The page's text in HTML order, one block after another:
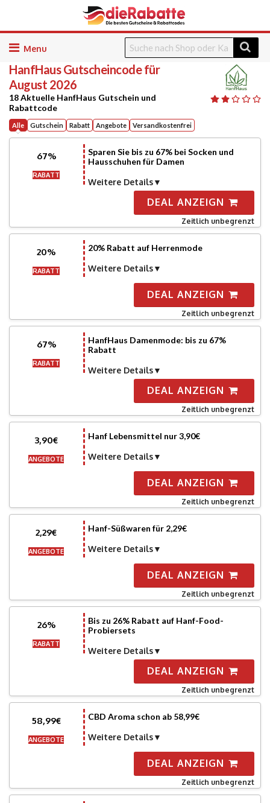
Skip
content
HanfHausGutscheincode für
August 2026
18 Aktuelle HanfHaus Gutschein und
Rabattcode
Alle Gutschein Rabatt Angebote Versandkostenfrei
67%
RABATT
Sparen Sie bis zu 67% bei Socken und
Hausschuhen für Damen
Weitere Details
DEAL ANZEIGN
Zeitlich unbegrenzt
20%
RABATT
20% Rabatt auf Herrenmode
Weitere Details
DEAL ANZEIGN
Zeitlich unbegrenzt
67%
RABATT
HanfHaus Damenmode: bis zu 67%
Rabatt
Weitere Details
DEAL ANZEIGN
Zeitlich unbegrenzt
3,90€
ANGEBOTE
Hanf Lebensmittel nur 3,90€
Weitere Details
DEAL ANZEIGN
Zeitlich unbegrenzt
2,29€
ANGEBOTE
Hanf-Süßwaren für 2,29€
Weitere Details
DEAL ANZEIGN
Zeitlich unbegrenzt
26%
RABATT
Bis zu 26% Rabatt auf Hanf-Food-
Probiersets
Weitere Details
DEAL ANZEIGN
Zeitlich unbegrenzt
58,99€
ANGEBOTE
CBD Aroma schon ab 58,99€
Weitere Details
DEAL ANZEIGN
Zeitlich unbegrenzt